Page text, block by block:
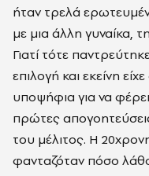
ήταν τρελά
με μια άλλη γυναίκα,
Γιατί τότε
επιλογή και εκείνη
υποψήφια για να
πρώτες
του μέλιτος. Η
φανταζόταν πόσο